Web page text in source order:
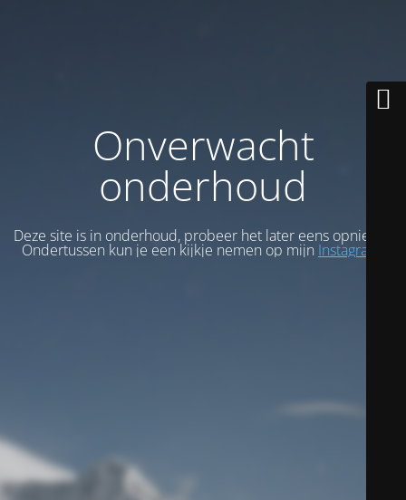
Onverwacht
onderhoud
Deze site is in onderhoud, probeer het later eens opnieuw.
Ondertussen kun je een kijkje nemen op mijn Instagram